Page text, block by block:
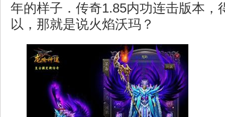
年的样子．传奇1.85内功连击版本，
以，那就是说火焰沃玛？